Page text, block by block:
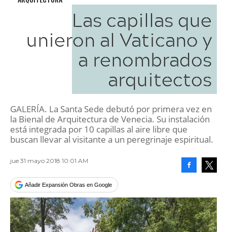
Las capillas que
unieron al Vaticano y
a renombrados
arquitectos
GALERÍA. La Santa Sede debutó por primera vez en
la Bienal de Arquitectura de Venecia. Su instalación
está integrada por 10 capillas al aire libre que
buscan llevar al visitante a un peregrinaje espiritual.
jue 31 mayo 2018 10:01 AM
Añadir Expansión Obras en Google